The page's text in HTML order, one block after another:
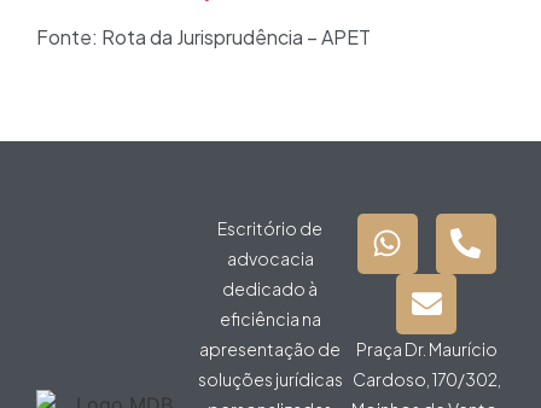
Fonte: Rota da Jurisprudência – APET
Escritório de
advocacia
dedicado à
eficiência na
apresentação de
soluções jurídicas
Praça Dr. Maurício
Cardoso, 170/302,